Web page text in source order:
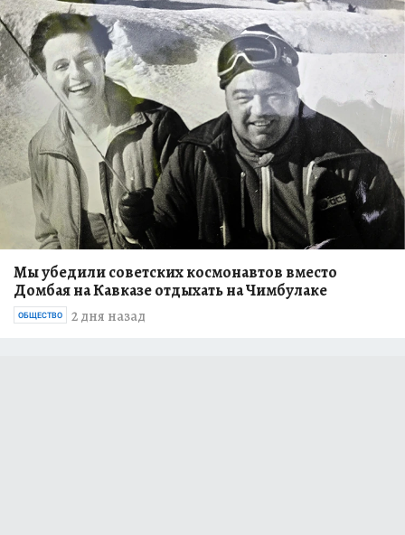
Мы убедили советских космонавтов вместо
Домбая на Кавказе отдыхать на Чимбулаке
2 дня назад
ОБЩЕСТВО